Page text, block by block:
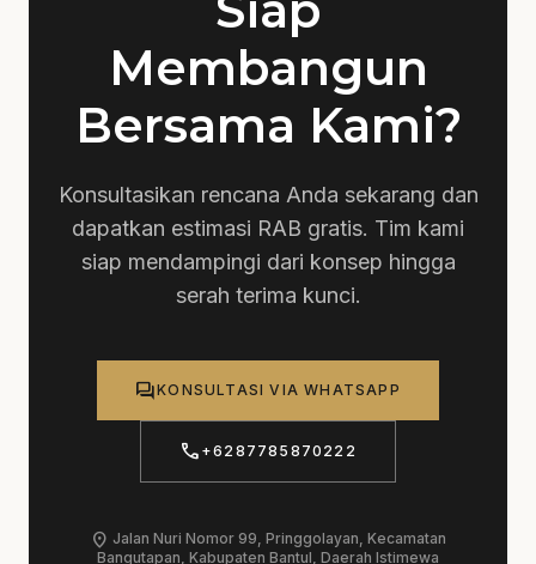
Membangun
Bersama Kami?
Konsultasikan rencana Anda sekarang dan
dapatkan estimasi RAB gratis. Tim kami
siap mendampingi dari konsep hingga
serah terima kunci.
forumKONSULTASI VIA WHATSAPP
call +6287785870222
location_on Jalan Nuri Nomor 99, Pringgolayan, Kecamatan
Bangutapan, Kabupaten Bantul, Daerah Istimewa